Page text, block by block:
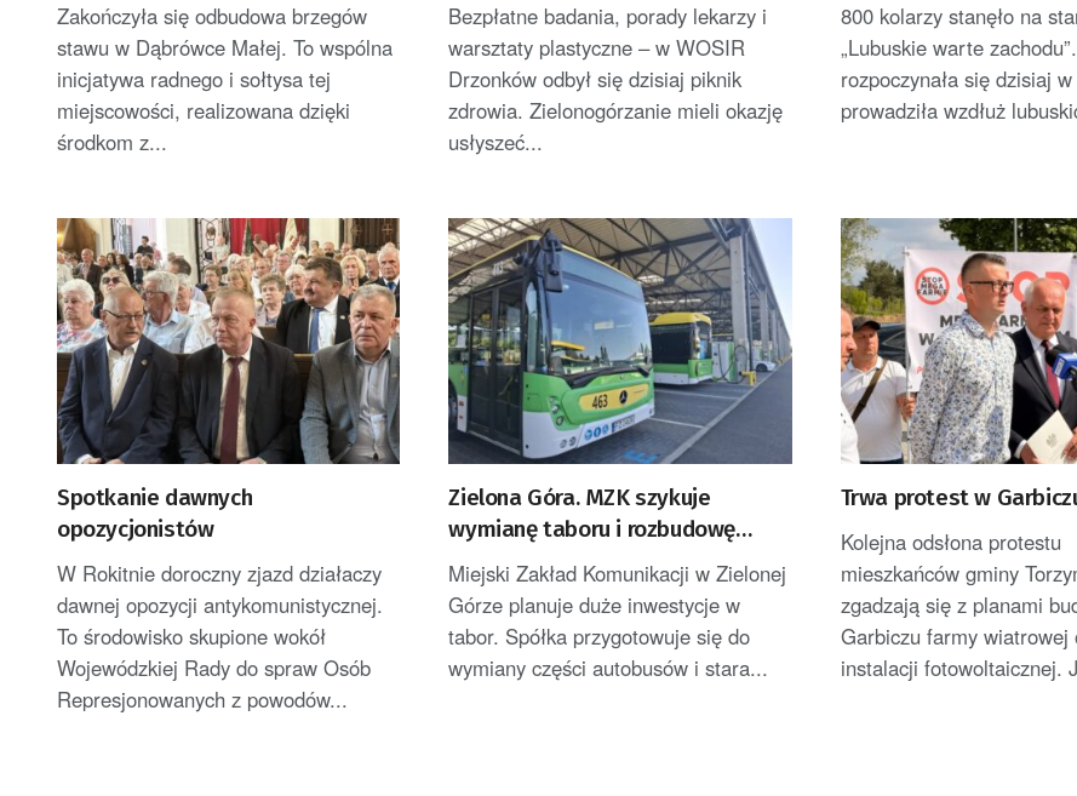
Zakończyła się odbudowa brzegów
stawu w Dąbrówce Małej. To wspólna
inicjatywa radnego i sołtysa tej
miejscowości, realizowana dzięki
środkom z...
Bezpłatne badania, porady lekarzy i
warsztaty plastyczne – w WOSIR
Drzonków odbył się dzisiaj piknik
zdrowia. Zielonogórzanie mieli okazję
usłyszeć...
800 kolarzy stanęło na
„Lubuskie warte
rozpoczynała się dzisiaj
prowadziła wzdłuż
Spotkanie dawnych
opozycjonistów
W Rokitnie doroczny zjazd działaczy
dawnej opozycji antykomunistycznej.
To środowisko skupione wokół
Wojewódzkiej Rady do spraw Osób
Represjonowanych z powodów...
Zielona Góra. MZK szykuje
wymianę taboru i rozbudowę
zajezdni
Miejski Zakład Komunikacji w Zielonej
Górze planuje duże inwestycje w
tabor. Spółka przygotowuje się do
wymiany części autobusów i stara...
Trwa protest w
Kolejna odsłona protestu
mieszkańców gminy
zgadzają się z planami
Garbiczu farmy wiatrowej
instalacji fotowoltaicznej.